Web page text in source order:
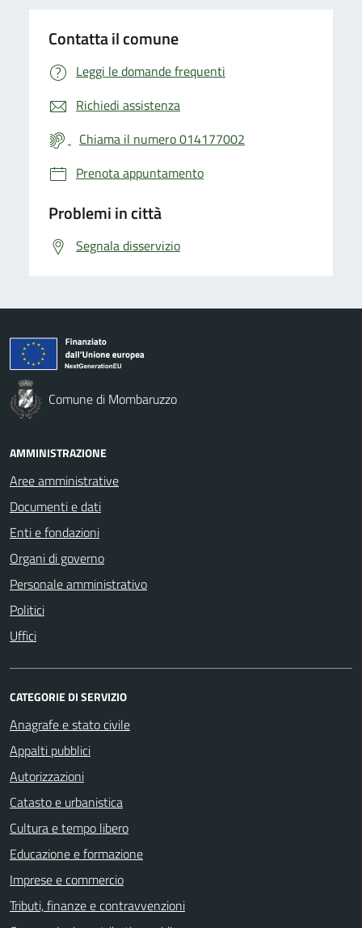
Contatta il comune
Leggi le domande frequenti
Richiedi assistenza
Chiama il numero 014177002
Prenota appuntamento
Problemi in città
Segnala disservizio
Comune di Mombaruzzo
AMMINISTRAZIONE
Aree amministrative
Documenti e dati
Enti e fondazioni
Organi di governo
Personale amministrativo
Politici
Uffici
CATEGORIE DI SERVIZIO
Anagrafe e stato civile
Appalti pubblici
Autorizzazioni
Catasto e urbanistica
Cultura e tempo libero
Educazione e formazione
Imprese e commercio
Tributi, finanze e contravvenzioni